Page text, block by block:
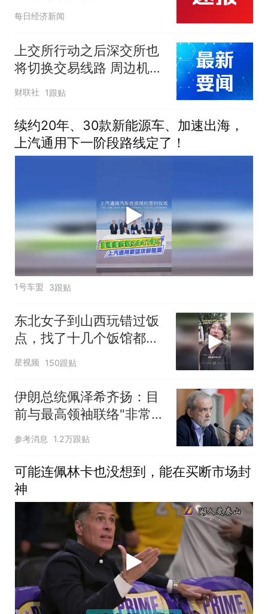
风险
每日经济新闻
上交所行动之后深交所也
将切换交易线路 周边机房
已“供应紧张”
财联社 1跟贴
续约20年、30款新能源车、加速出海，
上汽通用下一阶段路线定了！
1号车盟 3跟贴
东北女子到山西玩错过饭
点，找了十几个饭馆都没
开门：午休到几点
星视频 150跟贴
伊朗总统佩泽希齐扬：目
前与最高领袖联络"非常困
难"
参考消息 1.2万跟贴
可能连佩林卡也没想到，能在买断市场封
神